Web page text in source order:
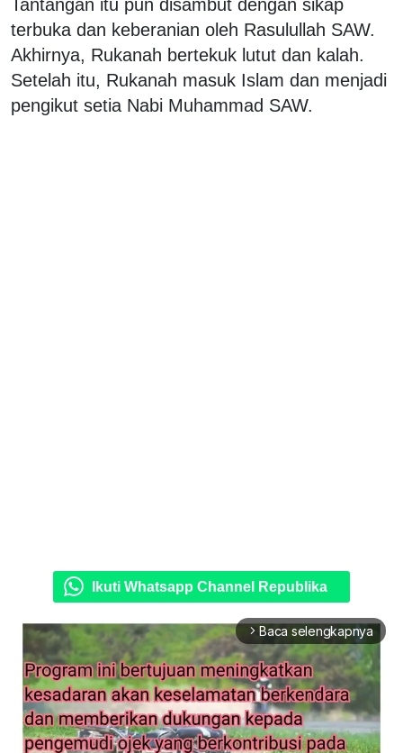
Tantangan itu pun disambut dengan sikap
terbuka dan keberanian oleh Rasulullah SAW.
Akhirnya, Rukanah bertekuk lutut dan kalah.
Setelah itu, Rukanah masuk Islam dan menjadi
pengikut setia Nabi Muhammad SAW.
Ikuti Whatsapp Channel Republika
arrow_forward_ios Baca selengkapnya